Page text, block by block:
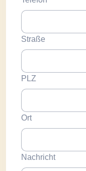
Straße
PLZ
Ort
Nachricht